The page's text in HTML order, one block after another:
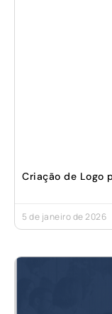
Criação de Logo
5 de janeiro de 2026